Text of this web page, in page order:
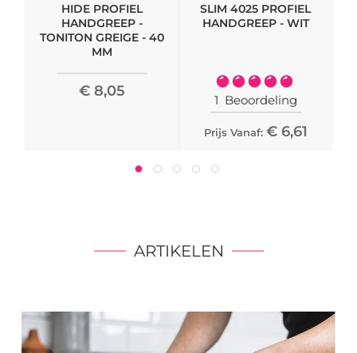
HIDE PROFIEL
HANDGREEP -
TONITON GREIGE - 40
MM
€ 8,05
SLIM 4025 PROFIEL
HANDGREEP - WIT
Waardering:
100%
1 Beoordeling
Prijs Vanaf: € 6,61
ARTIKELEN